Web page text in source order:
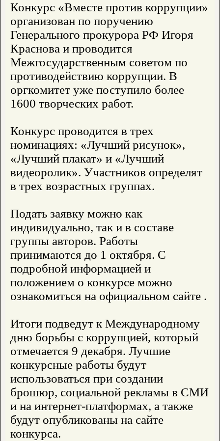
Конкурс «Вместе против коррупции»
организован по поручению
Генерального прокурора РФ Игоря
Краснова и проводится
Межгосударственным советом по
противодействию коррупции. В
оргкомитет уже поступило более
1600 творческих работ.
Конкурс проводится в трех
номинациях: «Лучший рисунок»,
«Лучший плакат» и «Лучший
видеоролик». Участников определят
в трех возрастных группах.
Подать заявку можно как
индивидуально, так и в составе
группы авторов. Работы
принимаются до 1 октября. С
подробной информацией и
положением о конкурсе можно
ознакомиться на официальном сайте .
Итоги подведут к Международному
дню борьбы с коррупцией, который
отмечается 9 декабря. Лучшие
конкурсные работы будут
использоваться при создании
брошюр, социальной рекламы в СМИ
и на интернет-платформах, а также
будут опубликованы на сайте
конкурса.